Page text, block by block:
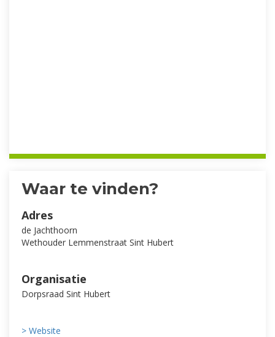
Waar te vinden?
Adres
de Jachthoorn
Wethouder Lemmenstraat Sint Hubert
Organisatie
Dorpsraad Sint Hubert
> Website